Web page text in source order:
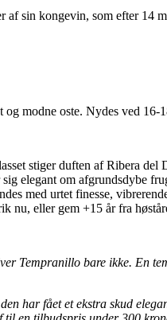
sin kongevin, som efter 14
modne oste. Nydes ved 16-
stiger duften af Ribera
elegant om afgrundsdybe
med urtet finesse,
nu, eller gem +15 år fra
Tempranillo bare ikke. En
har fået et ekstra skud